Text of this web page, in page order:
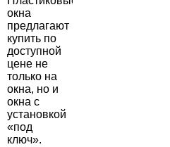
окна
предлагают
купить по
доступной
цене не
только на
окна, но и
окна с
установкой
«под
ключ».